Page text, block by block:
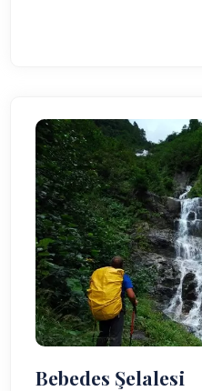
Bebedes Şelalesi